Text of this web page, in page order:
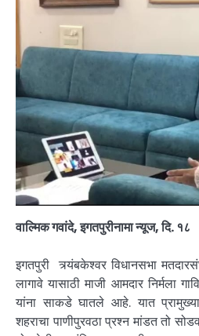
वाल्मिक गवांदे, इगतपुरीनामा न्यूज, दि. १८
इगतपुरी त्र्यंबकेश्वर विधानसभा
लागावे यासाठी माजी आमदार निर्मला
यांना साकडे घातले आहे. यात
शहराचा पाणीपुरवठा प्रश्न मांडत तो